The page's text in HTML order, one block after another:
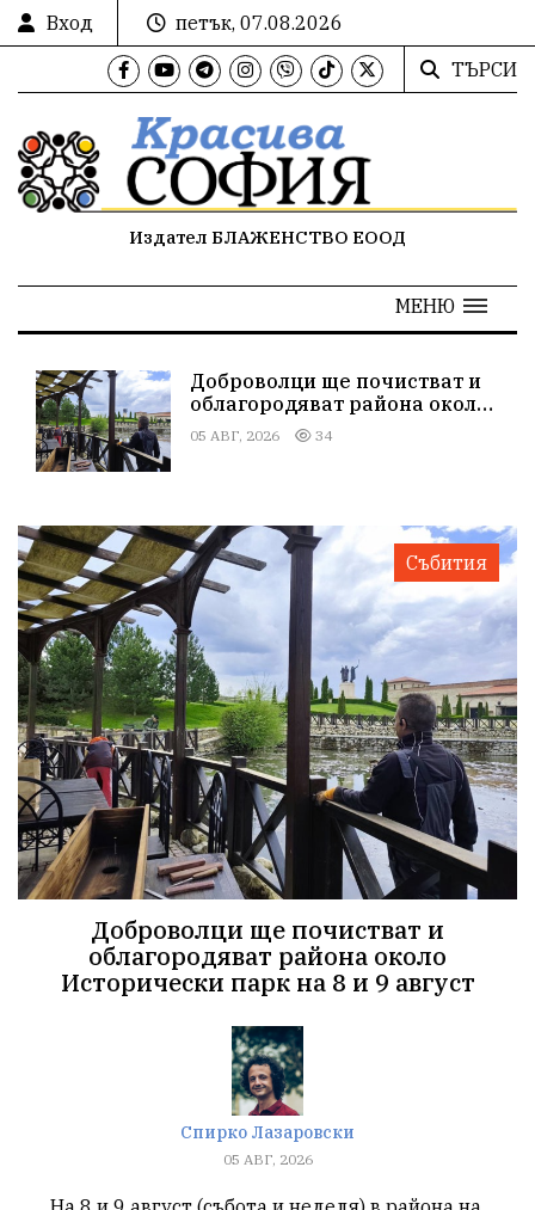
Вход
петък, 07.08.2026
ТЪРСИ
Издател БЛАЖЕНСТВО ЕООД
МЕНЮ
Доброволци ще почистват и
облагородяват района около
Исторически парк на 8 и 9
август
05 АВГ, 2026 34
Събития
Доброволци ще почистват и
облагородяват района около
Исторически парк на 8 и 9 август
Спирко Лазаровски
05 АВГ, 2026